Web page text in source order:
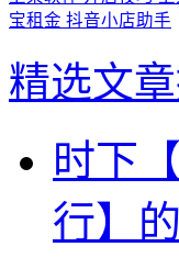
宝租金 抖音小店助手
精选文
时下
行】